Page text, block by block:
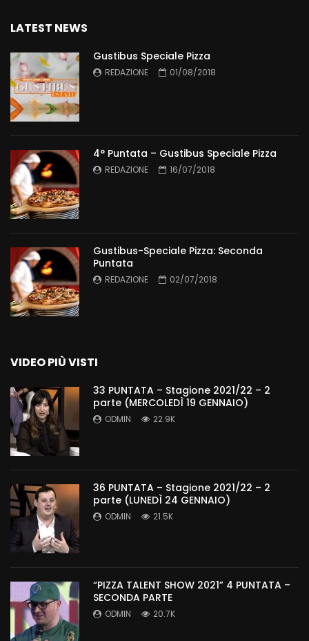
LATEST NEWS
Gustibus Speciale Pizza
REDAZIONE 01/08/2018
4° Puntata – Gustibus Speciale Pizza
REDAZIONE 16/07/2018
Gustibus-Speciale Pizza: Seconda
Puntata
REDAZIONE 02/07/2018
VIDEO PIÙ VISTI
33 PUNTATA – Stagione 2021/22 – 2
parte (MERCOLEDÌ 19 GENNAIO)
ODMIN 22.9K
36 PUNTATA – Stagione 2021/22 – 2
parte (LUNEDÌ 24 GENNAIO)
ODMIN 21.5K
“PIZZA TALENT SHOW 2021” 4 PUNTATA –
SECONDA PARTE
ODMIN 20.7K